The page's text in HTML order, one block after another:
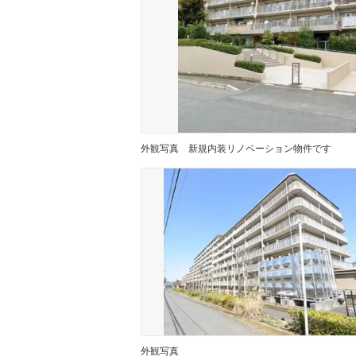
外観写真 新規内装リノベーション物件です
外観写真